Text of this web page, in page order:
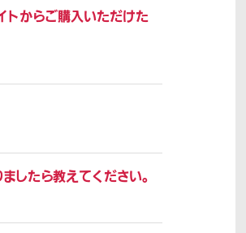
トからご購入いただけた
したら教えてください。